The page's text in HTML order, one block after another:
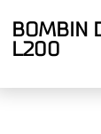
BOMBIN
L200